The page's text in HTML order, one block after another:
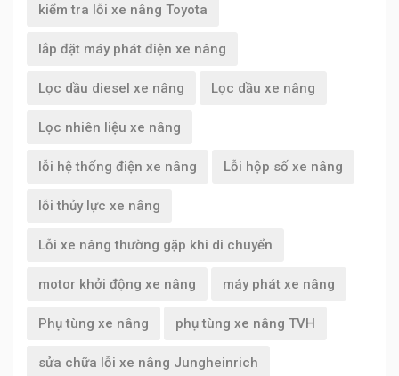
kiểm tra lỗi xe nâng Toyota
lắp đặt máy phát điện xe nâng
Lọc dầu diesel xe nâng Lọc dầu xe nâng
Lọc nhiên liệu xe nâng
lỗi hệ thống điện xe nâng Lỗi hộp số xe nâng
lỗi thủy lực xe nâng
Lỗi xe nâng thường gặp khi di chuyển
motor khởi động xe nâng máy phát xe nâng
Phụ tùng xe nâng phụ tùng xe nâng TVH
sửa chữa lỗi xe nâng Jungheinrich